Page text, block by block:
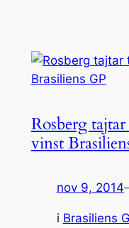
Rosberg
vinst
nov 9, 2014
i Brasiliens